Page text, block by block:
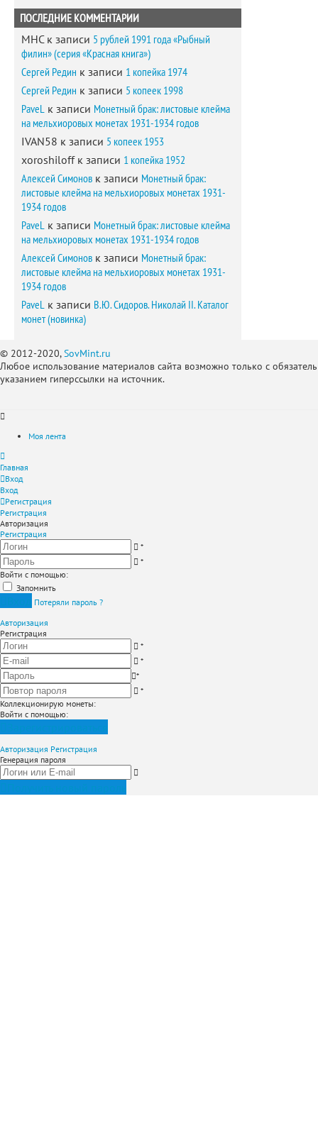
ПОСЛЕДНИЕ КОММЕНТАРИИ
MHCк записи 5 рублей 1991 года «Рыбный
филин» (серия «Красная книга»)
Сергей Редин к записи 1 копейка 1974
Сергей Редин к записи 5 копеек 1998
PaveL к записи Монетный брак: листовые клейма
на мельхиоровых монетах 1931-1934 годов
IVAN58 к записи 5 копеек 1953
xoroshiloffк записи 1 копейка 1952
Алексей Симонов к записи Монетный брак:
листовые клейма на мельхиоровых монетах 1931-
1934 годов
PaveL к записи Монетный брак: листовые клейма
на мельхиоровых монетах 1931-1934 годов
Алексей Симонов к записи Монетный брак:
листовые клейма на мельхиоровых монетах 1931-
1934 годов
PaveL к записи В.Ю. Сидоров. Николай II. Каталог
монет (новинка)
© 2012-2020,SovMint.ru
Любое использование материалов сайта возможно только с
указанием гиперссылки на источник.
Моя лента
Главная
Вход
Вход
Регистрация
Регистрация
Авторизация
Регистрация
*
*
Войти с помощью:
Запомнить
Потеряли пароль ?
Авторизация
Регистрация
*
*
*
*
Коллекционирую монеты:
Войти с помощью:
Авторизация Регистрация
Генерация пароля